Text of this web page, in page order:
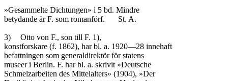
»Gesammelte Dichtungen» i 5 bd. Mindre
betydande är F. som romanförf.	St. A.
3)	Otto von F., son till F. 1),
konstforskare (f. 1862), har bl. a. 1920—28 innehaft
befattningen som generaldirektör för statens
museer i Berlin. F. har bl. a. skrivit »Deutsche
Schmelzarbeiten des Mittelalters» (1904), »Der